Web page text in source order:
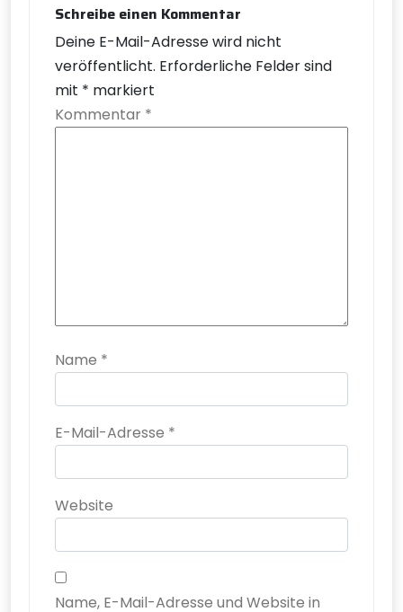
Schreibe einen Kommentar
Deine E-Mail-Adresse wird nicht
veröffentlicht. Erforderliche Felder sind
mit * markiert
Kommentar *
Name *
E-Mail-Adresse *
Website
Name, E-Mail-Adresse und Website in